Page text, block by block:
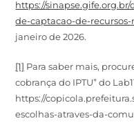
https://
de-captacao-de-
janeiro de 2026.
[1] Para saber mais,
cobrança do IPTU” do
https://
escolhas-atraves-da-